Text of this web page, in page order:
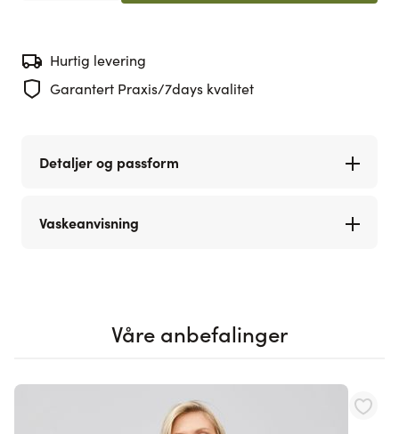
Hurtig levering
Garantert Praxis/7days kvalitet
Detaljer og passform
Vaskeanvisning
Våre anbefalinger
Navigating through the elements of the carousel is possible
Press to skip carousel
Press to go to carousel navigation